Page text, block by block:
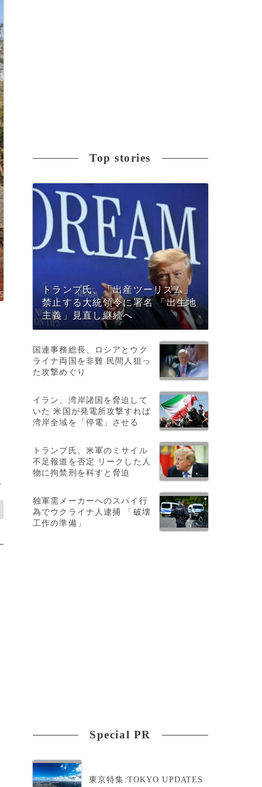
Top stories
トランプ氏、「出産ツーリズム」
禁止する大統領令に署名 「出生地
主義」見直し継続へ
国連事務総長、ロシアとウク
ライナ両国を非難 民間人狙っ
た攻撃めぐり
イラン、湾岸諸国を脅迫して
いた 米国が発電所攻撃すれば
湾岸全域を「停電」させる
トランプ氏、米軍のミサイル
不足報道を否定 リークした人
物に拘禁刑を科すと脅迫
独軍需メーカーへのスパイ行
為でウクライナ人逮捕 「破壊
工作の準備」
Special PR
東京特集:TOKYO UPDATES